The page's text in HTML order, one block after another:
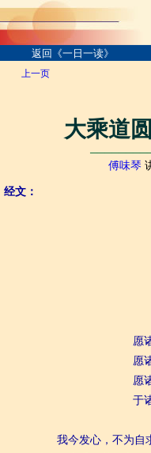
返回《一日一读》
上一页
大乘道
傅味琴
经文：
愿
愿
愿诸
于诸
我今发心，不为自